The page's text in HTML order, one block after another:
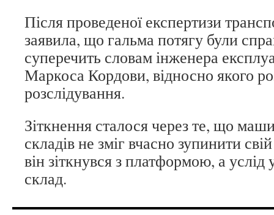
Після проведеної експертизи
заявила, що гальма потягу були
суперечить словам інженера
Маркоса Кордови, відносно якого
розслідування.
Зіткнення сталося через те, що
складів не зміг вчасно зупинити
він зіткнувся з платформою, а услід
склад.